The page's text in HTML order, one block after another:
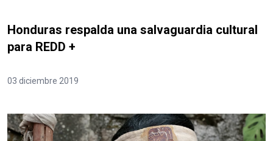
Honduras respalda una salvaguardia cultural
para REDD +
03 diciembre 2019